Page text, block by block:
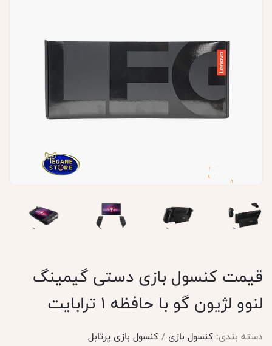
قیمت کنسول بازی دستی گیمینگ
لنوو لژیون گو با حافظه ۱ ترابایت
دسته بندی: کنسول بازی /کنسول بازی پرتابل